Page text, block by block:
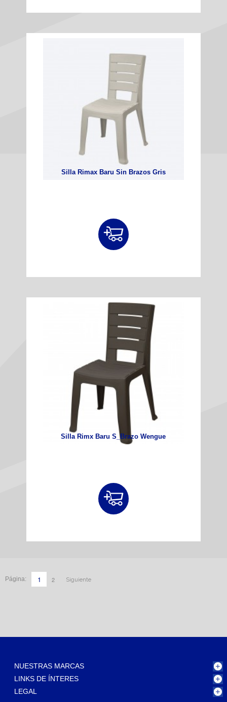
Silla Rimax Baru Sin Brazos Gris
Silla Rimx Baru S_Brazo Wengue
Página: 1 2 Siguiente
NUESTRAS MARCAS
LINKS DE ÍNTERES
LEGAL